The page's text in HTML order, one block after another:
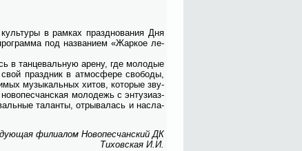
в рам­ках празд­но­ва­ния Дня
под на­зва­ни­ем «Жар­кое ле­
в тан­це­валь­ную аре­ну, где мо­ло­дые
празд­ник в ат­мо­сфе­ре сво­бо­ды,
му­зы­каль­ных хи­тов, ко­то­рые зву­
мо­ло­дежь с эн­ту­зи­аз­
та­лан­ты, от­ры­ва­лась и на­сла­
фили­а­лом Но­во­пес­чан­ский ДК
Ти­хов­ская И.И.